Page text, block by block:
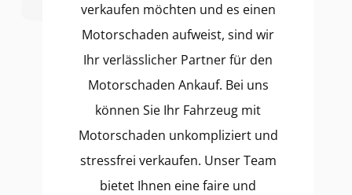
verkaufen möchten und es einen
Motorschaden aufweist, sind wir
Ihr verlässlicher Partner für den
Motorschaden Ankauf. Bei uns
können Sie Ihr Fahrzeug mit
Motorschaden unkompliziert und
stressfrei verkaufen. Unser Team
bietet Ihnen eine faire und